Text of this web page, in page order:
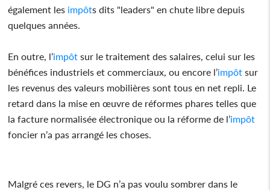
également les impôts dits "leaders" en chute libre depuis
quelques années.
En outre, l’impôt sur le traitement des salaires, celui sur les
bénéfices industriels et commerciaux, ou encore l’impôt sur
les revenus des valeurs mobilières sont tous en net repli. Le
retard dans la mise en œuvre de réformes phares telles que
la facture normalisée électronique ou la réforme de l’impôt
foncier n’a pas arrangé les choses.
Malgré ces revers, le DG n’a pas voulu sombrer dans le